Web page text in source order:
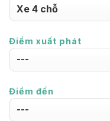
Điểm xuất phát
Điểm đến